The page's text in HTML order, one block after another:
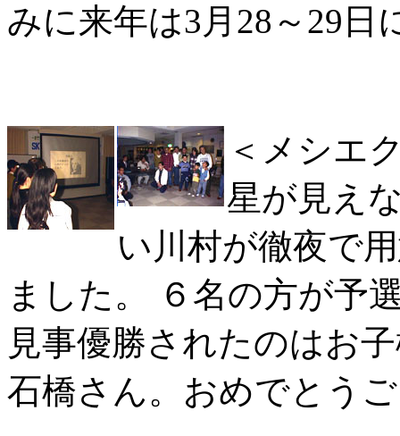
みに来年は3月28～29日
＜メシエ
星が見え
い川村が徹夜で
ました。 ６名の方が予
見事優勝されたのはお
石橋さん。おめでとう